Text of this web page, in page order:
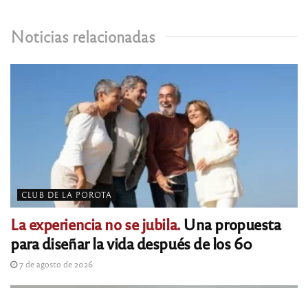
Noticias relacionadas
CLUB DE LA POROTA
La experiencia no se jubila.Una propuesta
para diseñar la vida después de los 60
7 de agosto de 2026